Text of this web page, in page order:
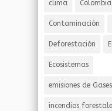
clima Colombia
Contaminación
Deforestación
Ecosistemas
emisiones de
incendios